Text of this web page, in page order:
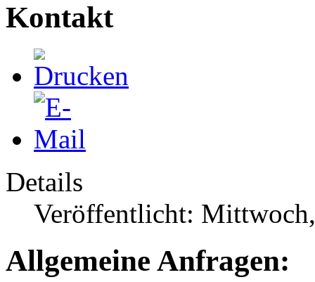
Kontakt
Details
Veröffentlicht:
Allgemeine Anfragen: